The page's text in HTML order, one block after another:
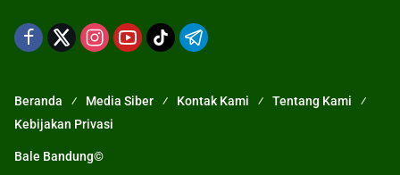
Beranda Media Siber Kontak Kami
Tentang Kami
Kebijakan Privasi
Bale Bandung©